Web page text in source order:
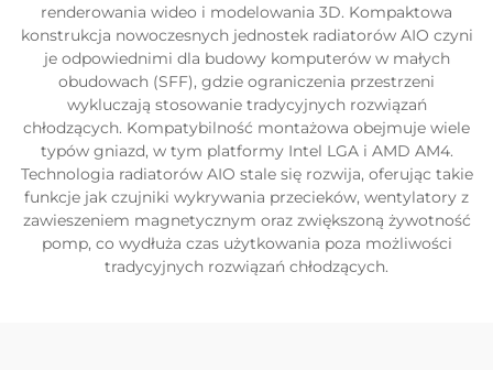
renderowania wideo i modelowania 3D. Kompaktowa
konstrukcja nowoczesnych jednostek radiatorów AIO czyni
je odpowiednimi dla budowy komputerów w małych
obudowach (SFF), gdzie ograniczenia przestrzeni
wykluczają stosowanie tradycyjnych rozwiązań
chłodzących. Kompatybilność montażowa obejmuje wiele
typów gniazd, w tym platformy Intel LGA i AMD AM4.
Technologia radiatorów AIO stale się rozwija, oferując takie
funkcje jak czujniki wykrywania przecieków, wentylatory z
zawieszeniem magnetycznym oraz zwiększoną żywotność
pomp, co wydłuża czas użytkowania poza możliwości
tradycyjnych rozwiązań chłodzących.